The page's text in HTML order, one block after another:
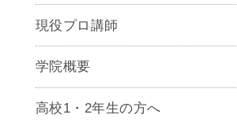
現役プロ講師
学院概要
高校1・2年生の方へ